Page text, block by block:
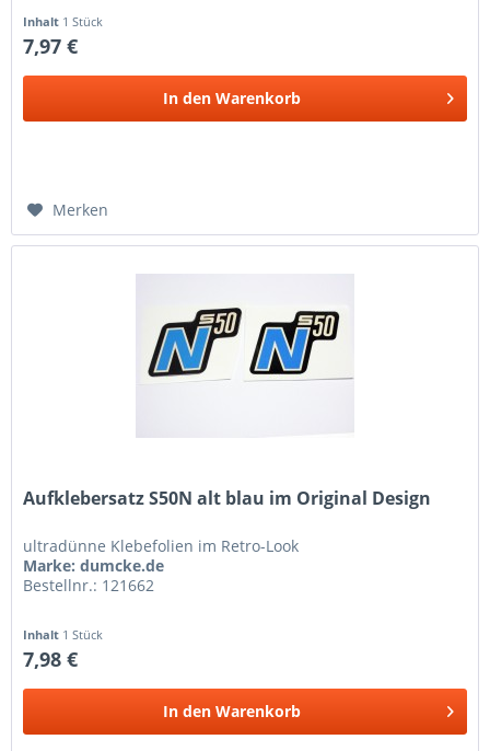
Inhalt 1 Stück
7,97 €
In den Warenkorb
Merken
Aufklebersatz S50N alt blau im Original Design
ultradünne Klebefolien im Retro-Look
Marke: dumcke.de
Bestellnr.: 121662
Inhalt 1 Stück
7,98 €
In den Warenkorb